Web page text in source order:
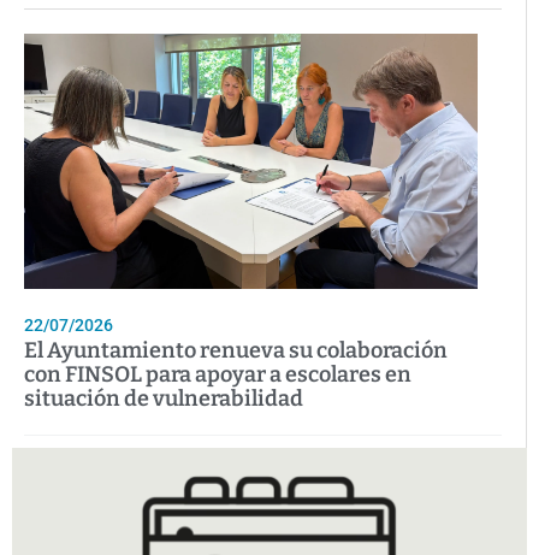
22/07/2026
El Ayuntamiento renueva su colaboración
con FINSOL para apoyar a escolares en
situación de vulnerabilidad